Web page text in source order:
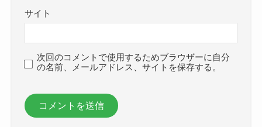
サイト
次回のコメントで使用するためブラウザーに自分
の名前、メールアドレス、サイトを保存する。